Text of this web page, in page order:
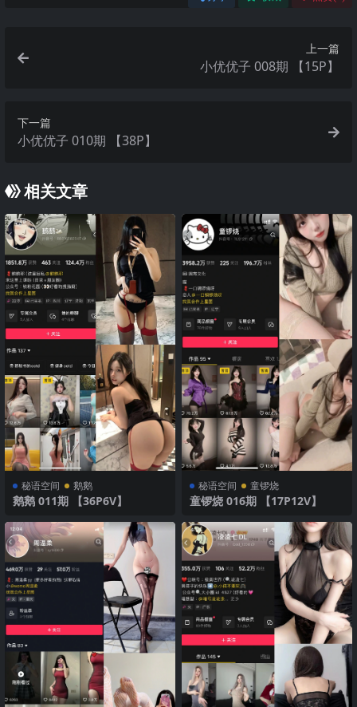
上一篇
小优优子 008期 【15P】
下一篇
小优优子 010期 【38P】
相关文章
秘语空间 鹅鹅
鹅鹅 011期 【36P6V】
秘语空间 童锣烧
童锣烧 016期 【17P12V】